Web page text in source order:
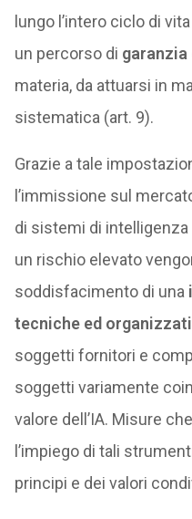
lungo l’intero ciclo di
un percorso di
materia, da attuarsi in
sistematica (art. 9).
Grazie a tale
l’immissione sul
di sistemi di
un rischio elevato
soddisfacimento di una
tecniche ed
soggetti fornitori e
soggetti variamente
valore dell’IA. Misure
l’impiego di tali
principi e dei valori